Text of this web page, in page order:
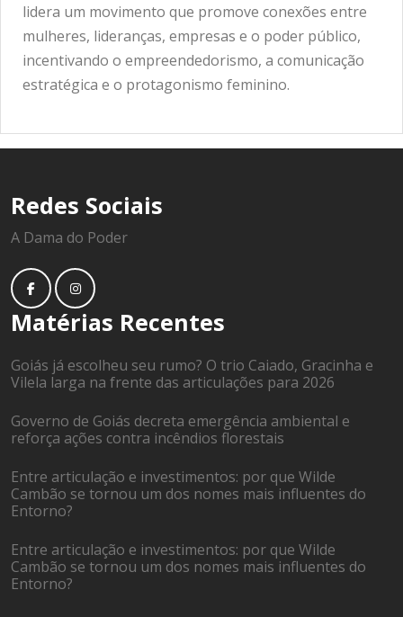
lidera um movimento que promove conexões entre
mulheres, lideranças, empresas e o poder público,
incentivando o empreendedorismo, a comunicação
estratégica e o protagonismo feminino.
Redes Sociais
A Dama do Poder
Matérias Recentes
Goiás já escolheu seu rumo? O trio Caiado, Gracinha e
Vilela larga na frente das articulações para 2026
Governo de Goiás decreta emergência ambiental e
reforça ações contra incêndios florestais
Entre articulação e investimentos: por que Wilde
Cambão se tornou um dos nomes mais influentes do
Entorno?
Entre articulação e investimentos: por que Wilde
Cambão se tornou um dos nomes mais influentes do
Entorno?